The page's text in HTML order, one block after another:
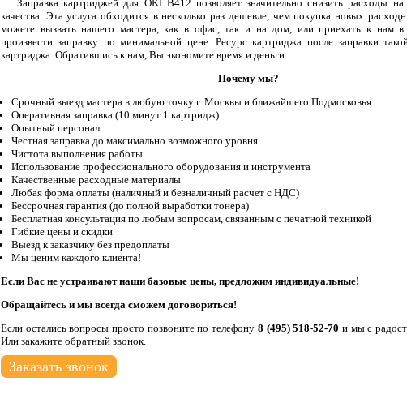
Заправка картриджей для OKI B412 позволяет значительно снизить расходы
качества. Эта услуга обходится в несколько раз дешевле, чем покупка новых
можете вызвать нашего мастера, как в офис, так и на дом, или приехать к нам
произвести заправку по минимальной цене. Ресурс картриджа после заправки
картриджа. Обратившись к нам, Вы экономите время и деньги.
Почему мы?
Срочный выезд мастера в любую точку г. Москвы и ближайшего Подмосковья
Оперативная заправка (10 минут 1 картридж)
Опытный персонал
Честная заправка до максимально возможного уровня
Чистота выполнения работы
Использование профессионального оборудования и инструмента
Качественные расходные материалы
Любая форма оплаты (наличный и безналичный расчет с НДС)
Бессрочная гарантия (до полной выработки тонера)
Бесплатная консультация по любым вопросам, связанным с печатной техникой
Гибкие цены и скидки
Выезд к заказчику без предоплаты
Мы ценим каждого клиента!
Если Вас не устраивают наши базовые цены, предложим индивидуальные!
Обращайтесь и мы всегда сможем договориться!
Если остались вопросы просто позвоните по телефону 8 (495) 518-52-70 и мы с
Или закажите обратный звонок.
Заказать звонок